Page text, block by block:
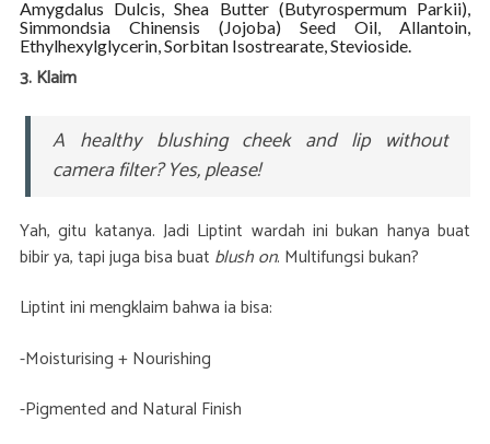
Amygdalus Dulcis, Shea Butter (Butyrospermum Parkii),
Simmondsia Chinensis (Jojoba) Seed Oil, Allantoin,
Ethylhexylglycerin, Sorbitan Isostrearate, Stevioside.
3. Klaim
A healthy blushing cheek and lip without
camera filter? Yes, please!
Yah, gitu katanya. Jadi Liptint wardah ini bukan hanya buat
bibir ya, tapi juga bisa buat blush on. Multifungsi bukan?
Liptint ini mengklaim bahwa ia bisa:
-Moisturising + Nourishing
-Pigmented and Natural Finish